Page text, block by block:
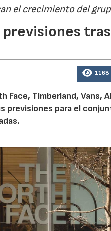
el crecimiento del
1168
Face, Timberland, Vans,
para el